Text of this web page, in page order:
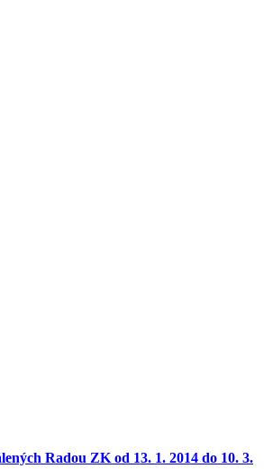
Radou ZK od 13. 1. 2014 do 10. 3.